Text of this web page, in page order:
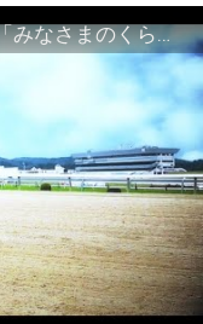
地方競馬プロモーションビデオ「みなさまのくらしのために」30秒篇｜NAR公式